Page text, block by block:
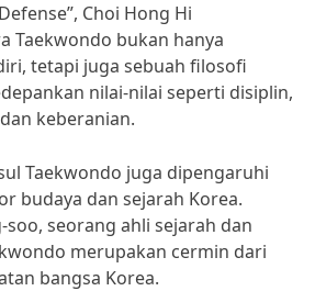
Choi Hong Hi
Taekwondo bukan hanya
tetapi juga sebuah filosofi
nilai-nilai seperti disiplin,
keberanian.
Taekwondo juga dipengaruhi
budaya dan sejarah Korea.
seorang ahli sejarah dan
merupakan cermin dari
bangsa Korea.